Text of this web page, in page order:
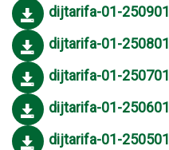
dijtarifa-01-250901
dijtarifa-01-250801
dijtarifa-01-250701
dijtarifa-01-250601
dijtarifa-01-250501